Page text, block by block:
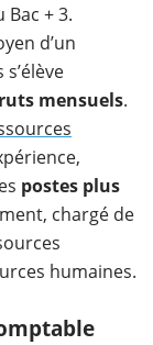
+ 3.
d’un
mensuels.
postes plus
chargé de
humaines.